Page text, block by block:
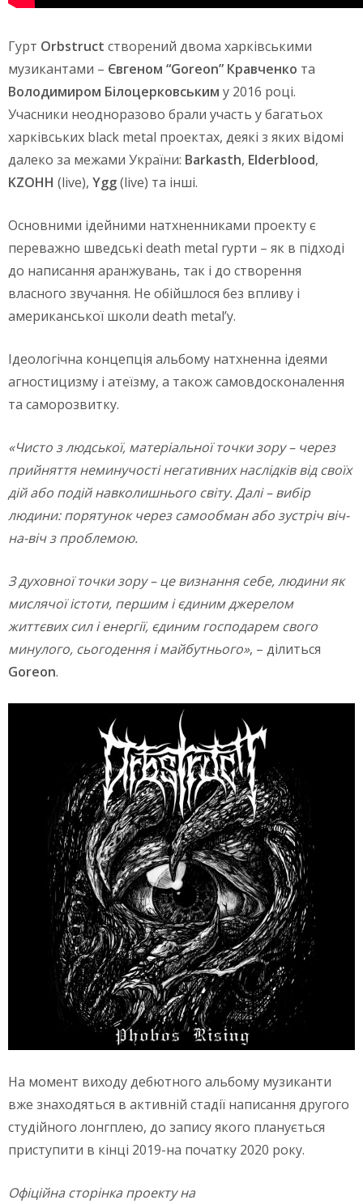
Гурт Orbstruct створений двома харківськими
музикантами – Євгеном “Goreon” Кравченко та
Володимиром Білоцерковським у 2016 році.
Учасники неодноразово брали участь у багатьох
харківських black metal проектах, деякі з яких відомі
далеко за межами України: Barkasth, Elderblood,
KZOHH (live), Ygg(live) та інші.
Основними ідейними натхненниками проекту є
переважно шведські death metal гурти – як в підході
до написання аранжувань, так і до створення
власного звучання. Не обійшлося без впливу і
американської школи death metal’у.
Ідеологічна концепція альбому натхненна ідеями
агностицизму і атеїзму, а також самовдосконалення
та саморозвитку.
«Чисто з людської, матеріальної точки зору – через
прийняття неминучості негативних наслідків від своїх
дій або подій навколишнього світу. Далі – вибір
людини: порятунок через самообман або зустріч віч-
на-віч з проблемою.
З духовної точки зору – це визнання себе, людини як
мислячої істоти, першим і єдиним джерелом
життєвих сил і енергії, єдиним господарем свого
минулого, сьогодення і майбутнього», – ділиться
Goreon.
На момент виходу дебютного альбому музиканти
вже знаходяться в активній стадії написання другого
студійного лонгплею, до запису якого планується
приступити в кінці 2019-на початку 2020 року.
Офіційна сторінка проекту на